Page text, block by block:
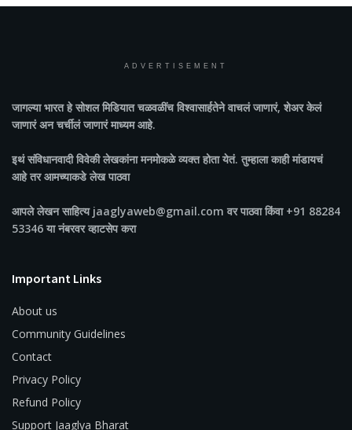
ADVERTISEMENT
जागल्या भारतहे सोशल मिडियात चळवळींच विश्वासार्हतेने वाचलं जाणारं, शेअर केलं
जाणारं अन चर्चीलं जाणारं माध्यम आहे.
इथं संविधानवादी विवेकी लेखकांना मनमोकळे व्यक्त होता येतं. तुम्हाला काही मांडायचं
आहे तर आमच्याकडे लेख पाठवा
आपले लेखन साहित्य jaaglyaweb@gmail.com वर पाठवा किंवा +91 88284
53346 या नंबरवर व्हाटसेप करा
Important Links
About us
Community Guidelines
Contact
Privacy Policy
Refund Policy
Support Jaaglya Bharat